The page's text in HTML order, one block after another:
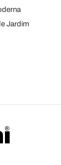
Jardim